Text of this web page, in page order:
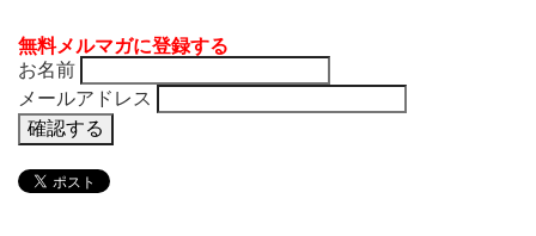
無料メルマガに登録する
お名前
メールアドレス